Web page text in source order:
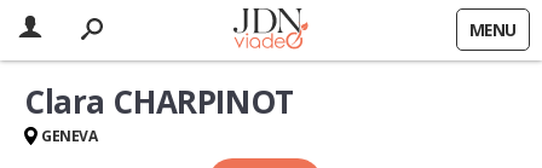
MENU
Clara CHARPINOT
GENEVA